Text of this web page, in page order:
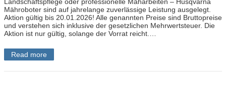
Landschaftspflege oder professionelle Mäharbeiten – Husqvarna
Mähroboter sind auf jahrelange zuverlässige Leistung ausgelegt.
Aktion gültig bis 20.01.2026! Alle genannten Preise sind Bruttopreise
und verstehen sich inklusive der gesetzlichen Mehrwertsteuer. Die
Aktion ist nur gültig, solange der Vorrat reicht.…
Read more